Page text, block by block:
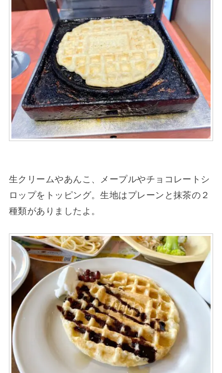
生クリームやあんこ、メープルやチョコレートシ
ロップをトッピング。生地はプレーンと抹茶の２
種類がありましたよ。